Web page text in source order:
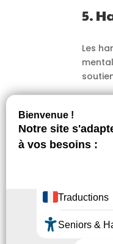
5.
Les
6.
les
La